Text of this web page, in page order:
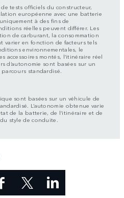
tests officiels du constructeur,
européenne avec une batterie
à des fins de
réelles peuvent différer. Les
de carburant, la consommation
varier en fonction de facteurs tels
environnementales, le
accessoires montés, l’itinéraire réel
d’autonomie sont basées sur un
standardisé.
sont basées sur un véhicule de
L’autonomie obtenue varie
de la batterie, de l’itinéraire et de
style de conduite.